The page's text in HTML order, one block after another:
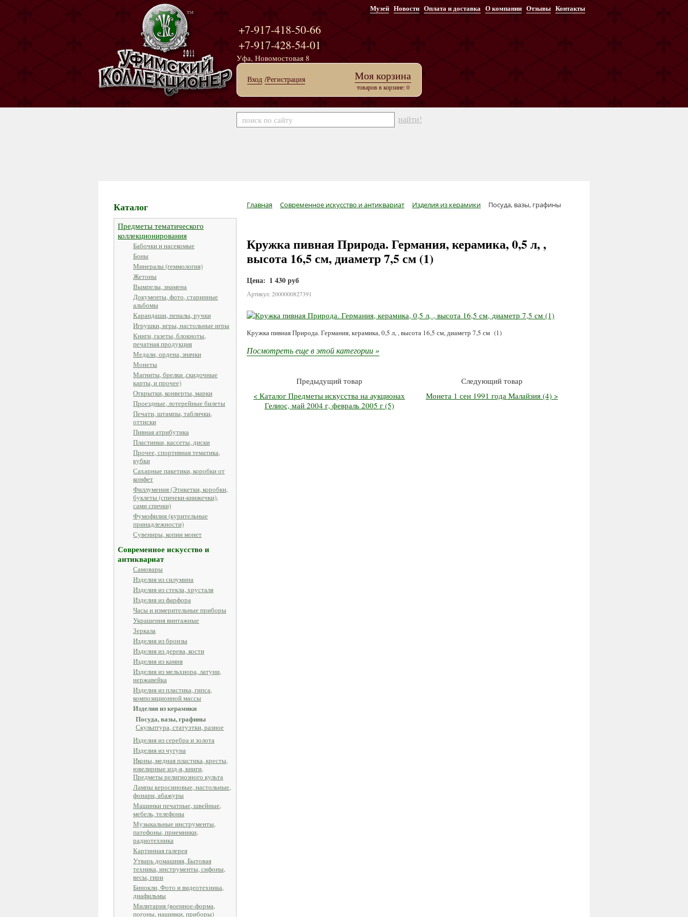
Музей Новости Оплата и доставка О компании Отзывы Контакты
+7-917-418-50-66
+7-917-428-54-01
Уфа, Новомостовая 8
Вход /Регистрация Моя корзина
товаров в корзине: 0
найти!
Каталог
Предметы тематического
коллекционирования
Бабочки и насекомые
Боны
Минералы (геммология)
Жетоны
Вымпелы, знамена
Документы, фото, старинные
альбомы
Карандаши, пеналы, ручки
Игрушки, игры, настольные игры
Книги, газеты, блокноты,
печатная продукция
Медали, ордена, значки
Монеты
Магниты, брелки ,скидочные
карты, и прочее)
Открытки, конверты, марки
Проездные, лотерейные билеты
Печати, штампы, таблички,
оттиски
Пивная атрибутика
Пластинки, кассеты, диски
Прочее, спортивная тематика,
кубки
Сахарные пакетики, коробки от
конфет
Филлумения (Этикетки, коробки,
буклеты (спичеки-книжечки),
сами спички)
Фумофилия (курительные
принадлежности)
Сувениры, копии монет
Современное искусство и
антиквариат
Самовары
Изделия из силумина
Изделия из стекла, хрусталя
Изделия из фарфора
Часы и измерительные приборы
Украшения винтажные
Зеркала
Изделия из бронзы
Изделия из дерева, кости
Изделия из камня
Изделия из мельхиора, латуни,
нержавейка
Изделия из пластика, гипса,
композиционной массы
Изделия из керамики
Посуда, вазы, графины
Скульптура, статуэтки, разное
Изделия из серебра и золота
Изделия из чугуна
Иконы, медная пластика, кресты,
ювелирные изд-я, книги,
Предметы религиозного культа
Лампы керосиновые, настольные,
фонари, абажуры
Машинки печатные, швейные,
мебель, телефоны
Музыкальные инструменты,
патефоны, приемники,
радиотехника
Картинная галерея
Утварь домашняя, Бытовая
техника, инструменты, сифоны,
весы, гири
Бинокли, Фото и видеотехника,
диафильмы
Милитария (военное-форма,
погоны, нашивки, приборы)
Главная Современное искусство и антиквариат Изделия из керамики Посуда, вазы, графины
Кружка пивная Природа. Германия, керамика, 0,5 л, ,
высота 16,5 см, диаметр 7,5 см (1)
Цена: 1 430 руб
Артикул: 2000000827391
Кружка пивная Природа. Германия, керамика, 0,5 л, , высота 16,5 см, диаметр 7,5 см (1)
Посмотреть еще в этой категории »
Предыдущий товар
< Каталог Предметы искусства на аукционах
Гелиос, май 2004 г, февраль 2005 г (5)
Следующий товар
Монета 1 сен 1991 года Малайзия (4) >